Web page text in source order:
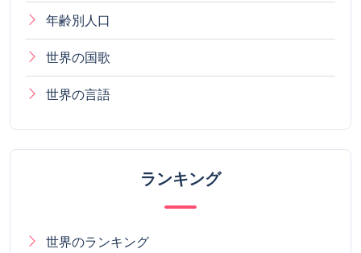
年齢別人口
世界の国歌
世界の言語
ランキング
世界のランキング